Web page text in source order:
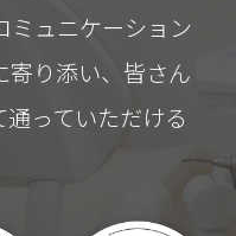
ルしました。
します。
ミュニケーション
寄り添い、皆さん
っていただける